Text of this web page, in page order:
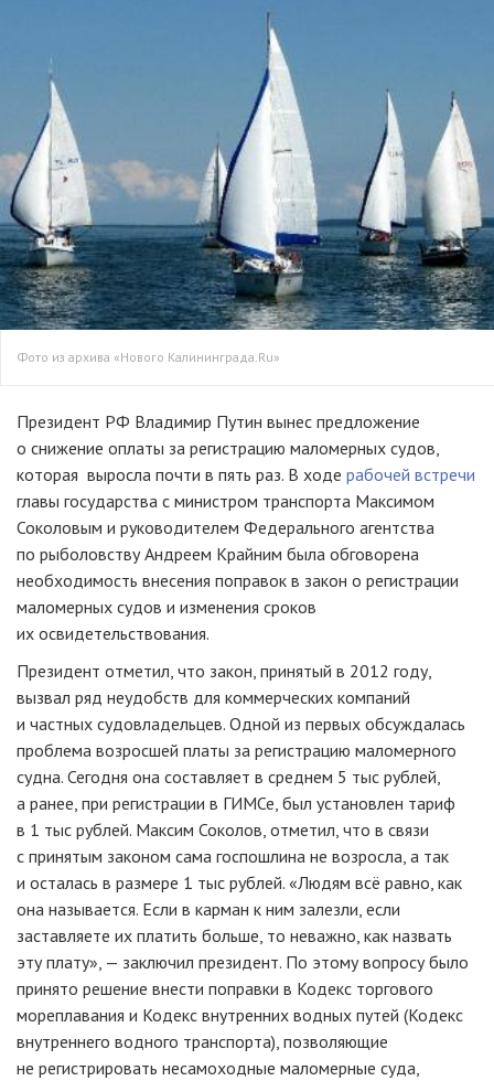
Фото из архива «Нового Калининграда.Ru»
Президент РФ Владимир Путин вынес предложение
о снижение оплаты за регистрацию маломерных судов,
которая выросла почти в пять раз. В ходе рабочей встречи
главы государства с министром транспорта Максимом
Соколовым и руководителем Федерального агентства
по рыболовству Андреем Крайним была обговорена
необходимость внесения поправок в закон о регистрации
маломерных судов и изменения сроков
их освидетельствования.
Президент отметил, что закон, принятый в 2012 году,
вызвал ряд неудобств для коммерческих компаний
и частных судовладельцев. Одной из первых обсуждалась
проблема возросшей платы за регистрацию маломерного
судна. Сегодня она составляет в среднем 5 тыс рублей,
а ранее, при регистрации в ГИМСе, был установлен тариф
в 1 тыс рублей. Максим Соколов, отметил, что в связи
с принятым законом сама госпошлина не возросла, а так
и осталась в размере 1 тыс рублей. «Людям всё равно, как
она называется. Если в карман к ним залезли, если
заставляете их платить больше, то неважно, как назвать
эту плату», — заключил президент. По этому вопросу было
принято решение внести поправки в Кодекс торгового
мореплавания и Кодекс внутренних водных путей (Кодекс
внутреннего водного транспорта), позволяющие
не регистрировать несамоходные маломерные суда,